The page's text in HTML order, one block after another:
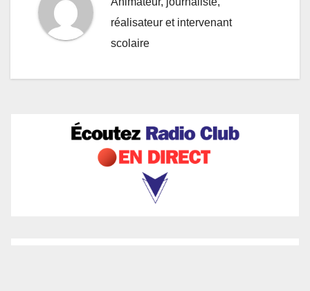
réalisateur et intervenant
scolaire